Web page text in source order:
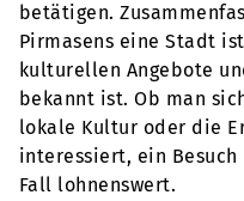
betätigen.
Pirmasens eine Stadt
kulturellen Angebote
bekannt ist. Ob man
lokale Kultur oder die
interessiert, ein
Fall lohnenswert.